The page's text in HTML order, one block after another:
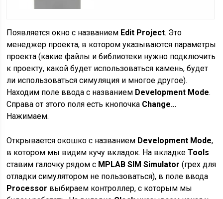
Появляется окно с названием Edit Project. Это
менеджер проекта, в котором указываются параметры
проекта (какие файлы и библиотеки нужно подключить
к проекту, какой будет использоваться камень, будет
ли использоваться симуляция и многое другое).
Находим поле ввода с названием Development Mode.
Справа от этого поля есть кнопочка Change…
Нажимаем.
Открывается окошко с названием Development Mode,
в котором мы видим кучу вкладок. На вкладкеTools
ставим галочку рядом с MPLAB SIM Simulator (грех для
отладки симулятором не пользоваться), в поле ввода
Processor выбираем контроллер, с которым мы